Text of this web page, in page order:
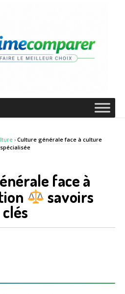
› Culture générale face à culture
spécialisée
face à
savoirs
clés